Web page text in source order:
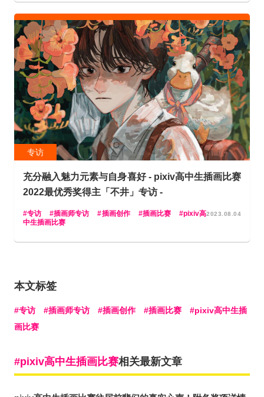
专访
充分融入魅力元素与自身喜好 - pixiv高中生插画比赛
2022最优秀奖得主「不井」专访 -
专访 插画师专访 插画创作 插画比赛
pixiv高
中生插画比赛
2023.08.04
本文标签
专访 插画师专访 插画创作 插画比赛
pixiv高中生插
画比赛
pixiv高中生插画比赛相关最新文章